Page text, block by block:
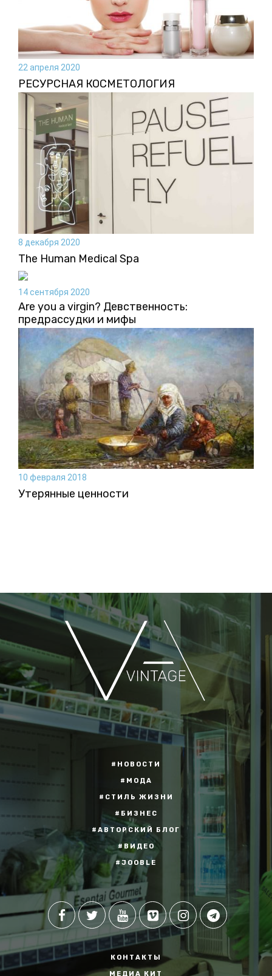
22 апреля 2020
РЕСУРСНАЯ КОСМЕТОЛОГИЯ
8 декабря 2020
The Human Medical Spа
14 сентября 2020
Are you a virgin? Девственность:
предрассудки и мифы
10 февраля 2018
Утерянные ценности
#НОВОСТИ
#МОДА
#СТИЛЬ ЖИЗНИ
#БИЗНЕС
#АВТОРСКИЙ БЛОГ
#ВИДЕО
#JOOBLE
КОНТАКТЫ
МЕДИА КИТ